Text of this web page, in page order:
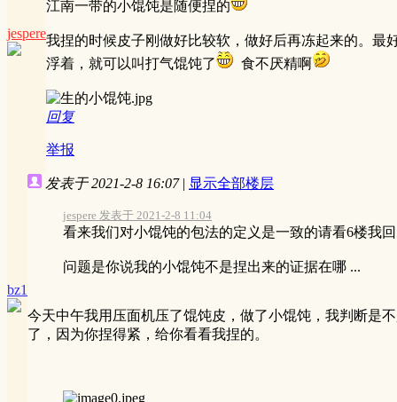
jespere
江南一带的小馄饨是随便捏的
我捏的时候皮子刚做好比较软，做好后再冻起来的。最
浮着，就可以叫打气馄饨了
食不厌精啊
回复
举报
bz1
发表于 2021-2-8 16:07 | 显示全部楼层
jespere 发表于 2021-2-8 11:04
看来我们对小馄饨的包法的定义是一致的请看6楼我
问题是你说我的小馄饨不是捏出来的证据在哪 ...
今天中午我用压面机压了馄饨皮，做了小馄饨，我判断是
了，因为你捏得紧，给你看看我捏的。